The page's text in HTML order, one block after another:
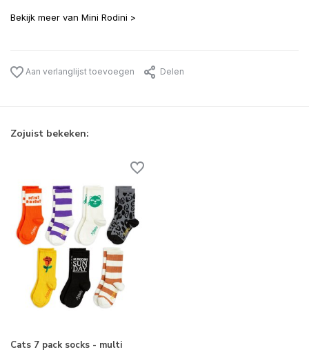
Bekijk meer van Mini Rodini >
Aan verlanglijst toevoegen Delen
Zojuist bekeken:
Cats 7 pack socks - multi